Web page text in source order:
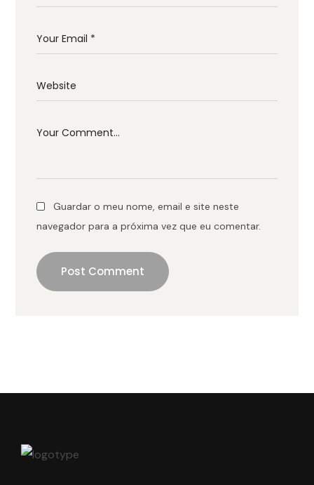
Guardar o meu nome, email e site neste
navegador para a próxima vez que eu comentar.
Post Comment